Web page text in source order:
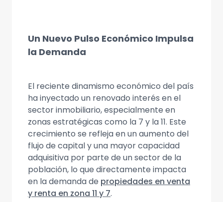
Un Nuevo Pulso Económico Impulsa
la Demanda
El reciente dinamismo económico del país
ha inyectado un renovado interés en el
sector inmobiliario, especialmente en
zonas estratégicas como la 7 y la 11. Este
crecimiento se refleja en un aumento del
flujo de capital y una mayor capacidad
adquisitiva por parte de un sector de la
población, lo que directamente impacta
en la demanda de propiedades en venta
y renta en zona 11 y 7.